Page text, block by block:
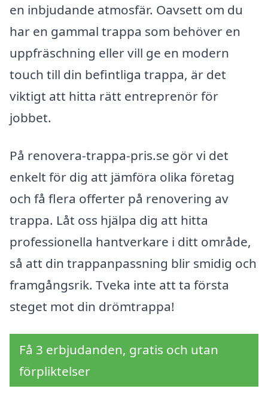
en inbjudande atmosfär. Oavsett om du
har en gammal trappa som behöver en
uppfräschning eller vill ge en modern
touch till din befintliga trappa, är det
viktigt att hitta rätt entreprenör för
jobbet.
På renovera-trappa-pris.se gör vi det
enkelt för dig att jämföra olika företag
och få flera offerter på renovering av
trappa. Låt oss hjälpa dig att hitta
professionella hantverkare i ditt område,
så att din trappanpassning blir smidig och
framgångsrik. Tveka inte att ta första
steget mot din drömtrappa!
Få 3 erbjudanden, gratis och utan
förpliktelser